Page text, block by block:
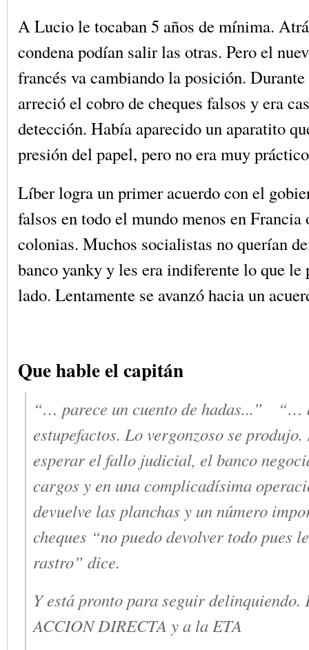
A Lucio le tocaban 5 años de mínima.
condena podían salir las otras. Pero el
francés va cambiando la posición.
arreció el cobro de cheques falsos y era
detección. Había aparecido un aparatito
presión del papel, pero no era muy práctico
Líber logra un primer acuerdo con el
falsos en todo el mundo menos en Francia
colonias. Muchos socialistas no querían
banco yanky y les era indiferente lo que le
lado. Lentamente se avanzó hacia un
Que hable el capitán
“… parece un cuento de hadas...”
“…
estupefactos. Lo vergonzoso se
esperar el fallo judicial, el banco
cargos y en una complicadísima
devuelve las planchas y un número
cheques “no puedo devolver todo pues
rastro” dice.
Y está pronto para seguir delinquiendo.
ACCION DIRECTA y a la ETA